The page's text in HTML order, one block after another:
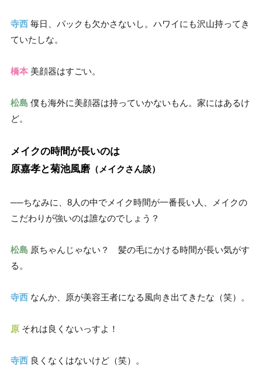
寺西 毎日、パックも欠かさないし。ハワイにも沢山持ってき
ていたしな。
橋本 美顔器はすごい。
松島 僕も海外に美顔器は持っていかないもん。家にはあるけ
ど。
メイクの時間が長いのは
原嘉孝と菊池風磨 （メイクさん談）
──ちなみに、8人の中でメイク時間が一番長い人、メイクの
こだわりが強いのは誰なのでしょう？
松島 原ちゃんじゃない？ 髪の毛にかける時間が長い気がす
る。
寺西 なんか、原が美容王者になる風向き出てきたな（笑）。
原 それは良くないっすよ！
寺西 良くなくはないけど（笑）。